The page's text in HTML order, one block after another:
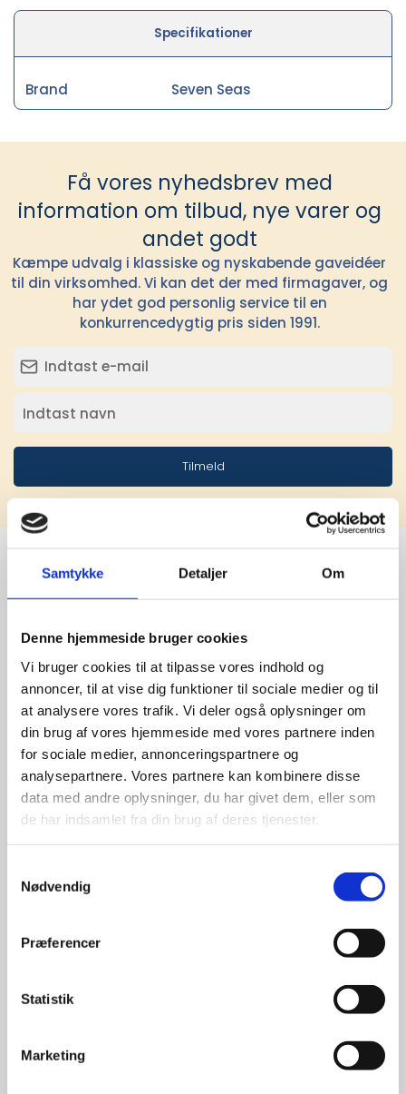
Samtykke Detaljer Om
Denne hjemmeside bruger cookies
Vi bruger cookies til at tilpasse vores indhold og
annoncer, til at vise dig funktioner til sociale medier og til
at analysere vores trafik. Vi deler også oplysninger om
din brug af vores hjemmeside med vores partnere inden
for sociale medier, annonceringspartnere og
analysepartnere. Vores partnere kan kombinere disse
data med andre oplysninger, du har givet dem, eller som
de har indsamlet fra din brug af deres tjenester.
Nødvendig
Præferencer
Statistik
Marketing
Specifikationer
Brand Seven Seas
Få vores nyhedsbrev med
information om tilbud, nye varer og
andet godt
Kæmpe udvalg i klassiske og nyskabende gaveidéer
til din virksomhed. Vi kan det der med firmagaver, og
har ydet god personlig service til en
konkurrencedygtig pris siden 1991.
Tilmeld
Stærke
leverandører
giver større
udvalg
For at sikre høj kvalitet og stor
leveringssikkerhed samarbejder vi
med de største og mest
anerkendte leverandører inden for
promotion.